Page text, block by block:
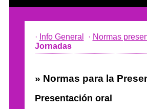
· Info General · Normas
Jornadas
» Normas para la
Presentación oral